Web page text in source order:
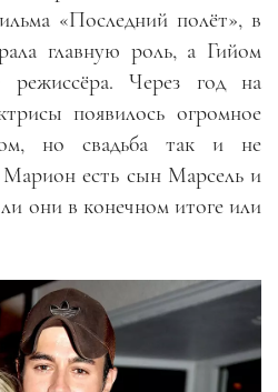
«Последний полёт», в
главную роль, а Гийом
режиссёра. Через год на
появилось огромное
но свадьба так и не
Марион есть сын Марсель и
они в конечном итоге или